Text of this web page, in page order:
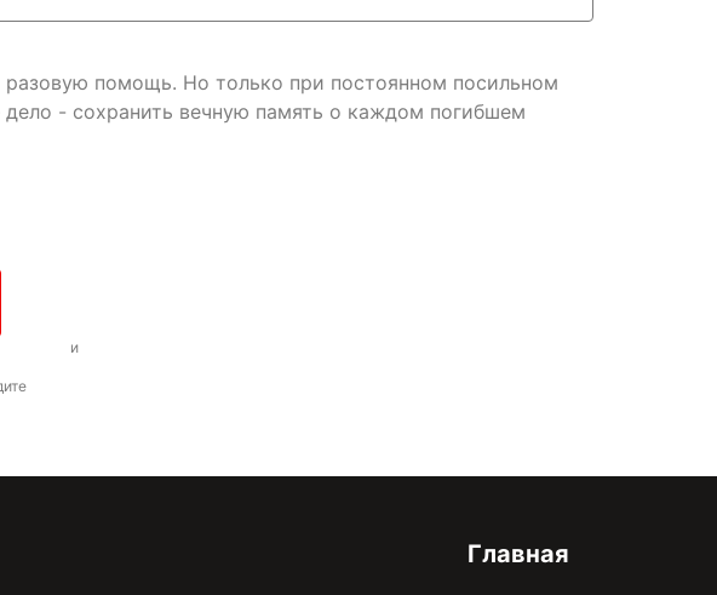
помощь. Но только при постоянном посильном
- сохранить вечную память о каждом погибшем
и
Главная